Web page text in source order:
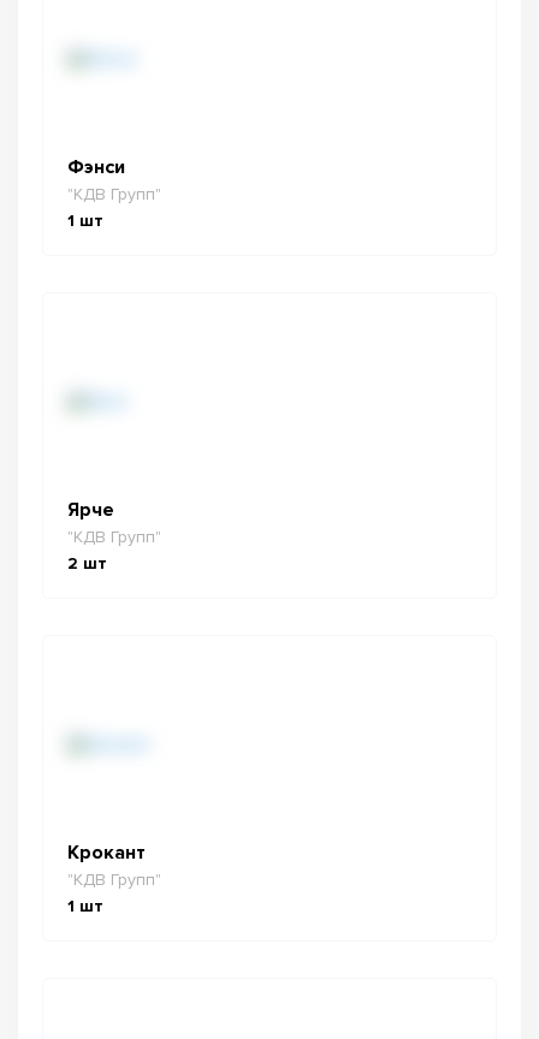
Фэнси
"КДВ Групп"
1 шт
Ярче
"КДВ Групп"
2 шт
Крокант
"КДВ Групп"
1 шт